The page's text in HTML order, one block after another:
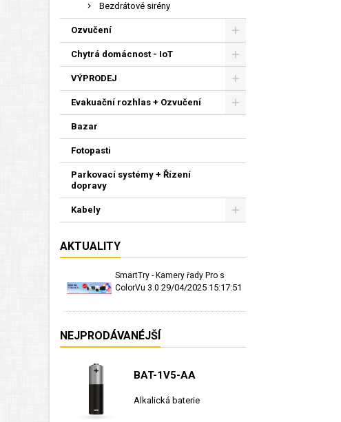
Bezdrátové sirény
Ozvučení
Chytrá domácnost - IoT
VÝPRODEJ
Evakuační rozhlas + Ozvučení
Bazar
Fotopasti
Parkovací systémy + Řízení
dopravy
Kabely
AKTUALITY
SmartTry - Kamery řady Pro s
ColorVu 3.0 29/04/2025 15:17:51
NEJPRODÁVANÉJŠÍ
BAT-1V5-AA
Alkalická baterie